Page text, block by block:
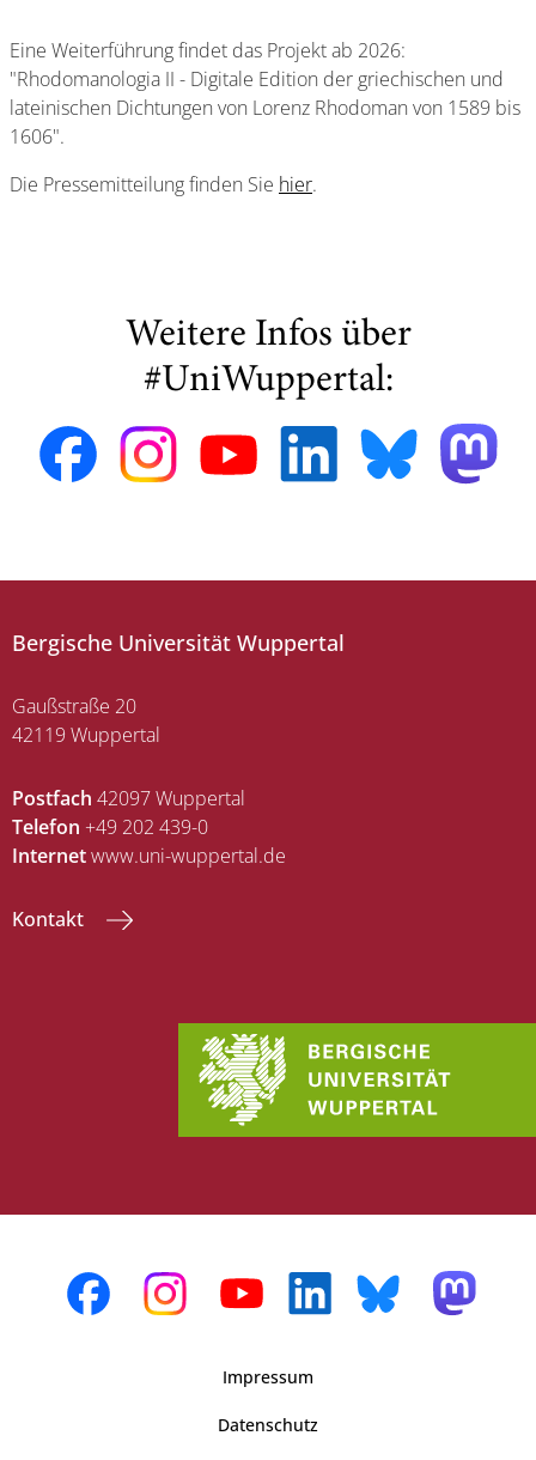
Eine Weiterführung findet das Projekt ab 2026:
"Rhodomanologia II - Digitale Edition der griechischen und
lateinischen Dichtungen von Lorenz Rhodoman von 1589 bis
1606".
Die Pressemitteilung finden Sie hier.
Weitere Infos über
#UniWuppertal:
Bergische Universität Wuppertal
Gaußstraße 20
42119 Wuppertal
Postfach 42097 Wuppertal
Telefon +49 202 439-0
Internetwww.uni-wuppertal.de
Kontakt
Impressum
Datenschutz